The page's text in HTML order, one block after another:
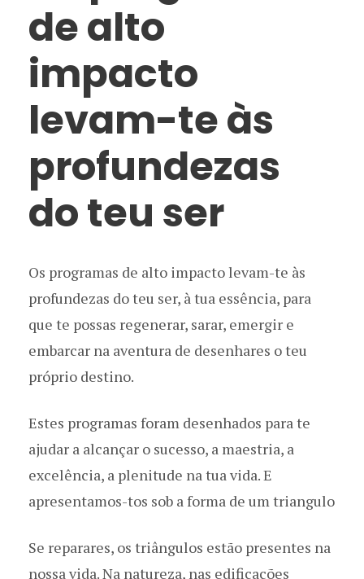
de alto
impacto
levam-te às
profundezas
do teu ser
Os programas de alto impacto levam-te às
profundezas do teu ser, à tua essência, para
que te possas regenerar, sarar, emergir e
embarcar na aventura de desenhares o teu
próprio destino.
Estes programas foram desenhados para te
ajudar a alcançar o sucesso, a maestria, a
excelência, a plenitude na tua vida. E
apresentamos-tos sob a forma de um triangulo
Se reparares, os triângulos estão presentes na
nossa vida. Na natureza, nas edificações